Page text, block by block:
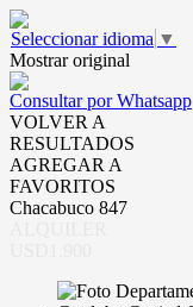
Seleccionar idioma ▼
Mostrar original
Consultar por Whatsapp
VOLVER A
RESULTADOS
AGREGAR A
FAVORITOS
Chacabuco 847